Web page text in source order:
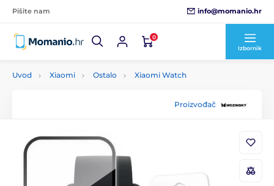
Pišite nam info@momanio.hr
0
Izbornik
Uvod Xiaomi Ostalo Xiaomi Watch
Proizvođač